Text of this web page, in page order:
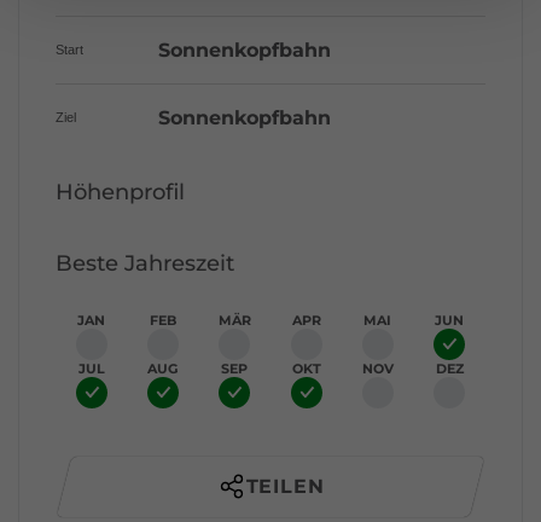
Start Sonnenkopfbahn
Ziel Sonnenkopfbahn
Höhenprofil
Beste Jahreszeit
JAN FEB MÄR APR MAI JUN
JUL AUG SEP OKT NOV DEZ
TEILEN